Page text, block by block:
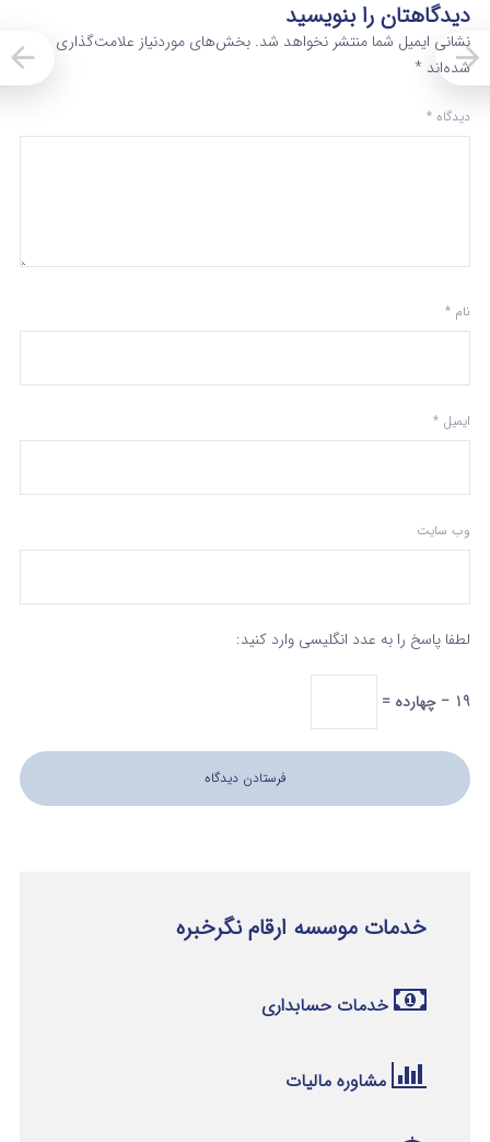
دیدگاهتان را بنویسید
نشانی ایمیل شما منتشر نخواهد شد. بخش‌های موردنیاز علامت‌گذاری
شده‌اند *
دیدگاه *
نام *
ایمیل *
وب‌ سایت
لطفا پاسخ را به عدد انگلیسی وارد کنید:
19 − چهارده =
خدمات موسسه ارقام نگرخبره
خدمات حسابداری
مشاوره مالیات